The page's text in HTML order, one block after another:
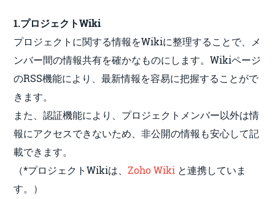
1.プロジェクトWiki
プロジェクトに関する情報をWikiに整理することで、メ
ンバー間の情報共有を確かなものにします。Wikiページ
のRSS機能により、最新情報を容易に把握することがで
きます。
また、認証機能により、プロジェクトメンバー以外は情
報にアクセスできないため、非公開の情報も安心して記
載できます。
（*プロジェクトWikiは、Zoho Wiki と連携していま
す。）